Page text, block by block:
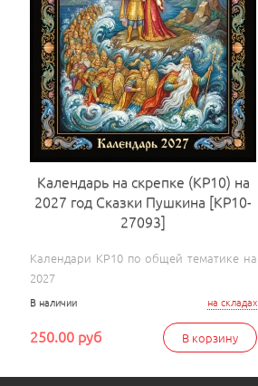
Календарь на скрепке (КР10) на
2027 год Сказки Пушкина [КР10-
27093]
Календари КР10 по общей тематике на
2027
на складах
В наличии
В корзину
250.00 руб